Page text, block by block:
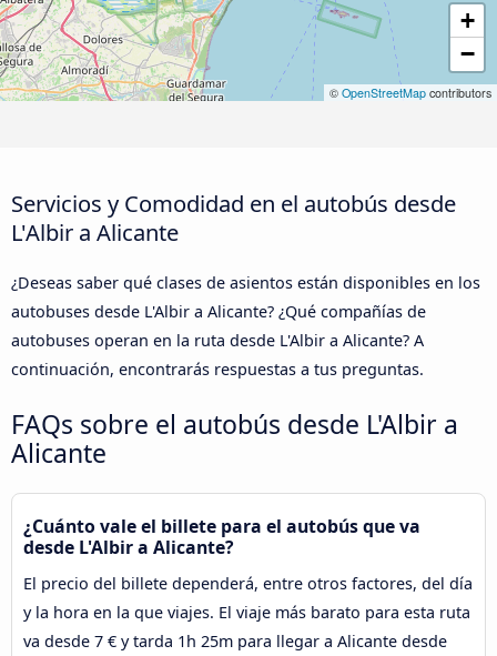
+
−
© OpenStreetMap contributors
Servicios y Comodidad en el autobús desde
L'Albir a Alicante
¿Deseas saber qué clases de asientos están disponibles en los
autobuses desde L'Albir a Alicante? ¿Qué compañías de
autobuses operan en la ruta desde L'Albir a Alicante? A
continuación, encontrarás respuestas a tus preguntas.
FAQs sobre el autobús desde L'Albir a
Alicante
¿Cuánto vale el billete para el autobús que va
desde L'Albir a Alicante?
El precio del billete dependerá, entre otros factores, del día
y la hora en la que viajes. El viaje más barato para esta ruta
va desde 7 € y tarda 1h 25m para llegar a Alicante desde